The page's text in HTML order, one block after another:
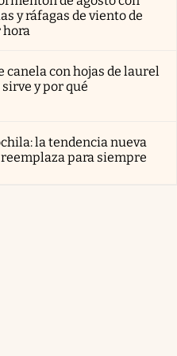
y ráfagas de viento de
hora
canela con hojas de laurel
y por qué
la tendencia nueva
para siempre